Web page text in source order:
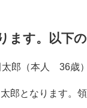
ます。以下
郎（本人 36歳
となります。領